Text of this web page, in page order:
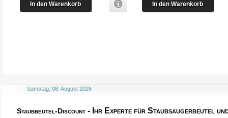
In den Warenkorb In den Warenkorb
Samstag, 08. August 2026
Staubbeutel-Discount - Ihr Experte für Staubsaugerbeutel